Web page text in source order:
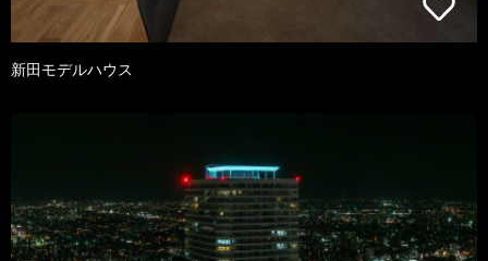
新田モデルハウス